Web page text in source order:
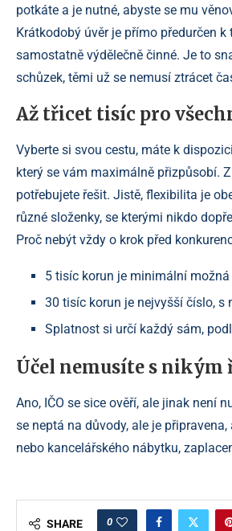
potkáte a je nutné, abyste se mu
Krátkodobý úvěr je přímo předurčen
samostatně výdělečně činné. Je to
schůzek, těmi už se nemusí ztrácet
Až třicet tisíc pro
Vyberte si svou cestu, máte k
který se vám maximálně přizpůsobí.
potřebujete řešit. Jistě, flexibilita je
různé složenky, se kterými nikdo
Proč nebýt vždy o krok před
5 tisíc korun je minimální
30 tisíc korun je nejvyšší číslo, s
Splatnost si určí každý sám,
Účel nemusíte s nikým
Ano, IČO se sice ověří, ale jinak není
se neptá na důvody, ale je
nebo kancelářského nábytku,
SHARE 0